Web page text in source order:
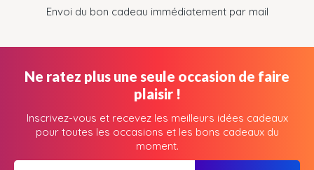
Envoi du bon cadeau immédiatement par mail
Ne ratez plus une seule occasion de faire
plaisir !
Inscrivez-vous et recevez les meilleurs idées cadeaux
pour toutes les occasions et les bons cadeaux du
moment.